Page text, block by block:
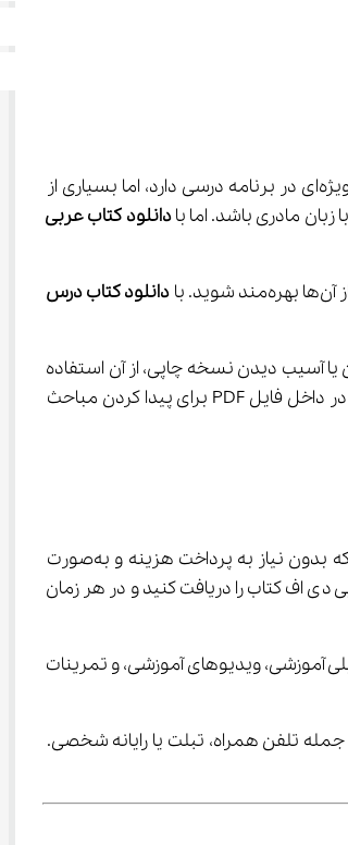
درس عربی یکی از مهم‌ترین و در عین حال چالش‌برانگیزترین دروس در دوره متوسطه اول است. زبان عربی به‌عنوان زبان قرآن و متون دینی جایگاه ویژه‌ای در برنامه درسی دارد، اما بسیاری از
دانلود کتاب عربی
دانلود کتاب درس
در دسترس شما قرار دارد و شما می‌توانید بدون نگرانی از گم شدن یا آسیب دیدن نسخه چاپی، از آن استفاده
کنید. دانلود پی دی اف کتاب عربی هشتم باعث می‌شود که به راحتی بتوانید هر زمان که نیاز داشتید، کتاب خود را مرور کنید و حتی از قابلیت جستجو در داخل فایل PDF برای پیدا کردن مباحث
سایت آی نو یکی از بهترین منابع برای دسترسی به دانلود کتاب عربی هشتم و سایر کتاب‌های درسی است. این سایت به دانش‌آموزان امکان می‌دهد که بدون نیاز به پرداخت هزینه و به‌صورت
که به راحتی نسخه پی دی اف کتاب را دریافت کنید و در هر زمان
شوند؛ از جمله منابع تکمیلی آموزشی، ویدیوهای آموزشی، و تمرینات
را می‌دهد که از آن بر روی دستگاه‌های مختلف استفاده کنید؛ از جمله تلفن همراه، تبلت یا رایانه شخصی.